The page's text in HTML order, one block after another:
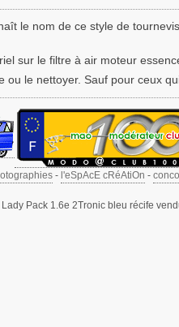
le nom de ce style de
sur le filtre à air moteur
ou le nettoyer. Sauf pour ceux
- l'eSpAcE cRéAtiOn -
Pack 1.6e 2Tronic bleu récife